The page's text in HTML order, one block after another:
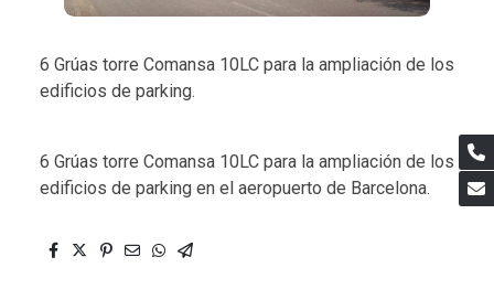
6 Grúas torre Comansa 10LC para la ampliación de los
edificios de parking.
6 Grúas torre Comansa 10LC para la ampliación de los
edificios de parking en el aeropuerto de Barcelona.